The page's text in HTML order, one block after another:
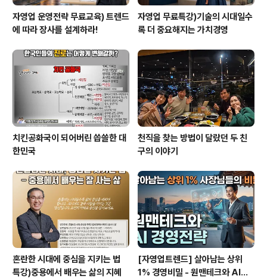
자영업 운영전략 무료교육) 트렌드
에 따라 장사를 설계하라!
자영업 무료특강)기술의 시대일수
록 더 중요해지는 가치경영
치킨공화국이 되어버린 씁쓸한 대
한민국
천직을 찾는 방법이 달랐던 두 친
구의 이야기
혼란한 시대에 중심을 지키는 법
특강)중용에서 배우는 삶의 지혜
[자영업트렌드] 살아남는 상위
1% 경영비밀 - 원맨테크와 AI경